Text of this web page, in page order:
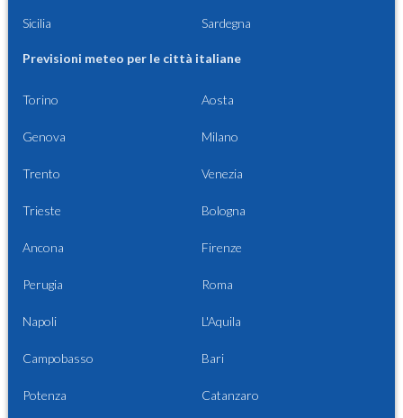
Sicilia Sardegna
Previsioni meteo per le città italiane
Torino Aosta
Genova Milano
Trento Venezia
Trieste Bologna
Ancona Firenze
Perugia Roma
Napoli L'Aquila
Campobasso Bari
Potenza Catanzaro